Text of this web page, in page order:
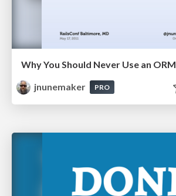
Why You Should Never Use an ORM
jnunemaker
PRO